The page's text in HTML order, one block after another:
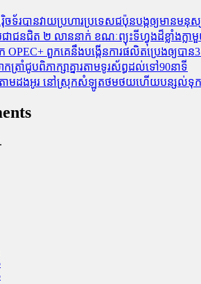
ចទ័របានវាយប្រហារប្រទេសជប៉ុនបង្កឲ្យមានមនុស្
ជាជនជិត ២ លាននាក់ ខណៈព្យុះទីហ្វុងដ៏ខ្លាំង
ពួកគេនឹងបង្កើនការផលិតប្រេងឲ្យបាន
ាំជូបពិភាក្សាគ្នារតាមទូរស័ព្ធដល់ទៅ90នាទី
ាម​ដងអូរ​ នៅ​ស្រុក​សំឡូត​ថមថយ​ហើយ​បន្សល់​ទុក​ការ​